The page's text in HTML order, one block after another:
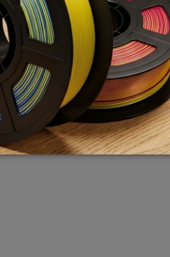
CNPJ: 19324150/0001-89 -
- Curitiba - Salvador -